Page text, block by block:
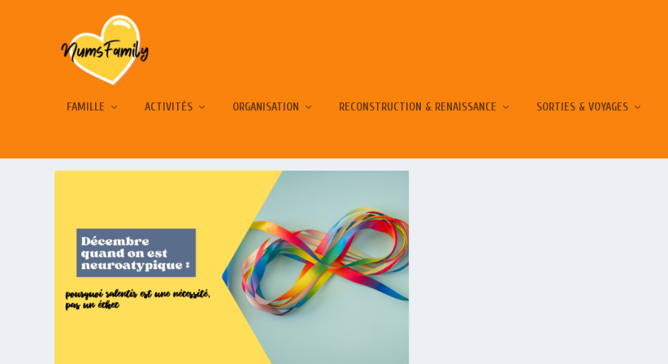
FAMILLE ACTIVITÉS ORGANISATION RECONSTRUCTION & RENAISSANCE SORTIES & VOYAGES